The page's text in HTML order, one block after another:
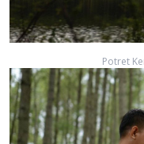
Potret